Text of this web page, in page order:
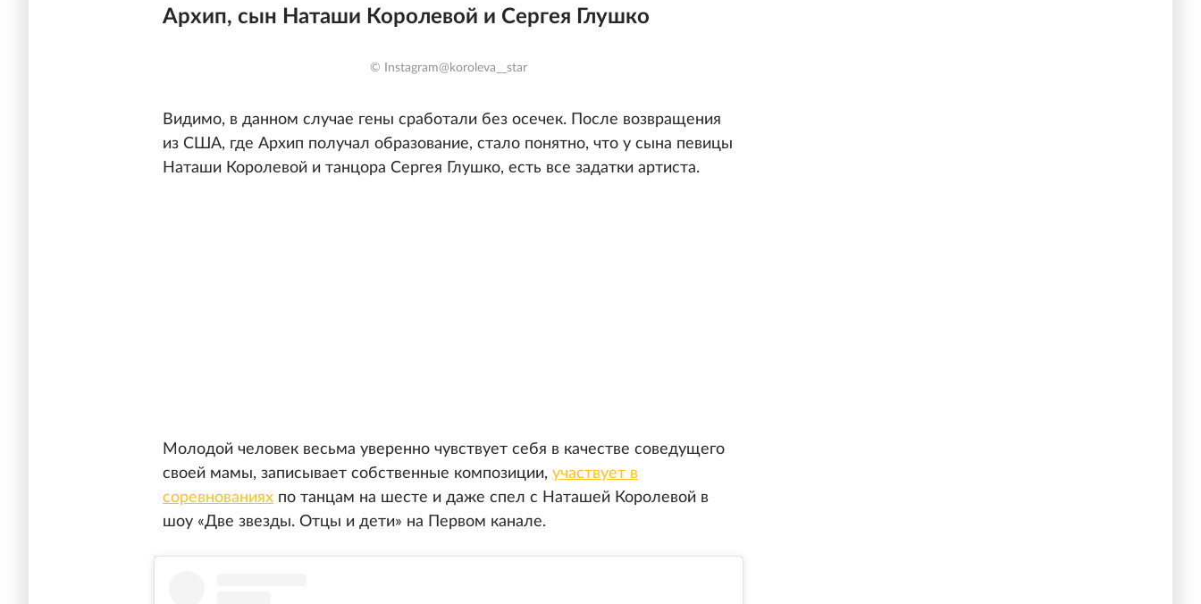
Архип, сын Наташи Королевой и Сергея Глушко
© Instagram@koroleva__star
Видимо, в данном случае гены сработали без осечек. После возвращения
из США, где Архип получал образование, стало понятно, что у сына певицы
Наташи Королевой и танцора Сергея Глушко, есть все задатки артиста.
Молодой человек весьма уверенно чувствует себя в качестве соведущего
своей мамы, записывает собственные композиции, участвует в
соревнованиях по танцам на шесте и даже спел с Наташей Королевой в
шоу «Две звезды. Отцы и дети» на Первом канале.